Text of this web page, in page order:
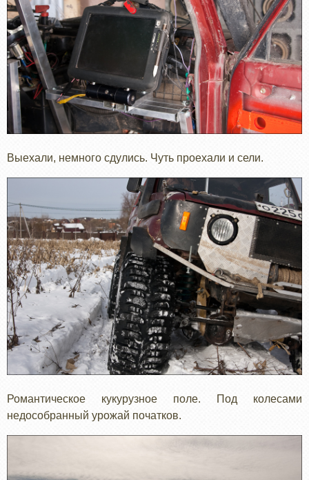
Выехали, немного сдулись. Чуть проехали и сели.
Романтическое кукурузное поле. Под колесами
недособранный урожай початков.